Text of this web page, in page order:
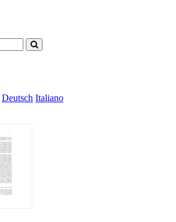
Deutsch Italiano